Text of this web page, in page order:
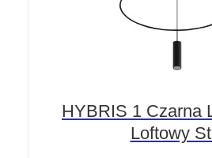
HYBRIS 1 Czarna
Loftowy